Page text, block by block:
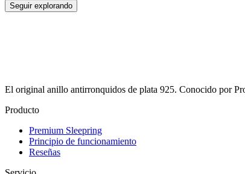
Seguir explorando
El original anillo antirronquidos de plata 925. Conocido por
Producto
Premium Sleepring
Principio de funcionamiento
Reseñas